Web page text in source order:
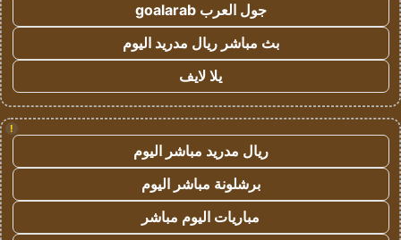
جول العرب goalarab
بث مباشر ريال مدريد اليوم
يلا لايف
!
ريال مدريد مباشر اليوم
برشلونة مباشر اليوم
مباريات اليوم مباشر